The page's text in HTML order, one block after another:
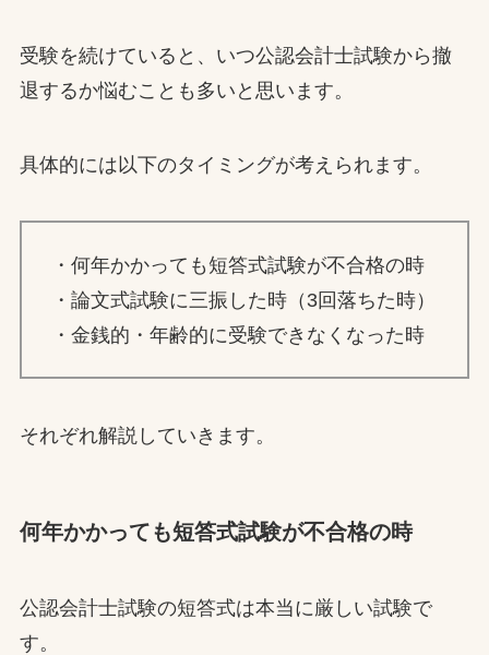
受験を続けていると、いつ公認会計士試験から撤
退するか悩むことも多いと思います。
具体的には以下のタイミングが考えられます。
・何年かかっても短答式試験が不合格の時
・論文式試験に三振した時（3回落ちた時）
・金銭的・年齢的に受験できなくなった時
それぞれ解説していきます。
何年かかっても短答式試験が不合格の時
公認会計士試験の短答式は本当に厳しい試験で
す。